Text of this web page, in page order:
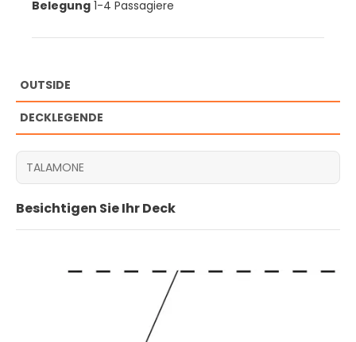
Belegung 1-4 Passagiere
OUTSIDE
DECKLEGENDE
Besichtigen Sie Ihr Deck